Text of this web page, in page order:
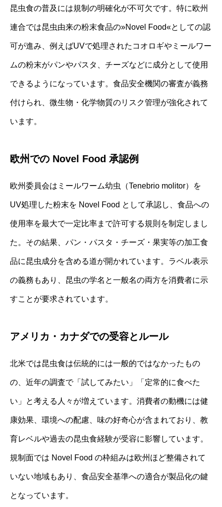
昆虫食の普及には規制の明確化が不可欠です。特に欧州
連合では昆虫由来の粉末食品の»Novel Food«としての認
可が進み、例えばUVで処理されたコオロギやミールワー
ムの粉末がパンやパスタ、チーズなどに成分として使用
できるようになっています。食品安全機関の審査が義務
付けられ、微生物・化学物質のリスク管理が強化されて
います。
欧州での Novel Food 承認例
欧州委員会はミールワーム幼虫（Tenebrio molitor）を
UV処理した粉末を Novel Food として承認し、食品への
使用率を最大で一定比率まで許可する規則を制定しまし
た。その結果、パン・パスタ・チーズ・果実等の加工食
品に昆虫成分を含める道が開かれています。ラベル表示
の義務もあり、昆虫の学名と一般名の両方を消費者に示
すことが要求されています。
アメリカ・カナダでの受容とルール
北米では昆虫食は伝統的には一般的ではなかったもの
の、近年の調査で「試してみたい」「定常的に食べた
い」と考える人々が増えています。消費者の動機には健
康効果、環境への配慮、味の好奇心が含まれており、教
育レベルや過去の昆虫食経験が受容に影響しています。
規制面では Novel Food の枠組みは欧州ほど整備されて
いない地域もあり、食品安全基準への適合が製品化の鍵
となっています。